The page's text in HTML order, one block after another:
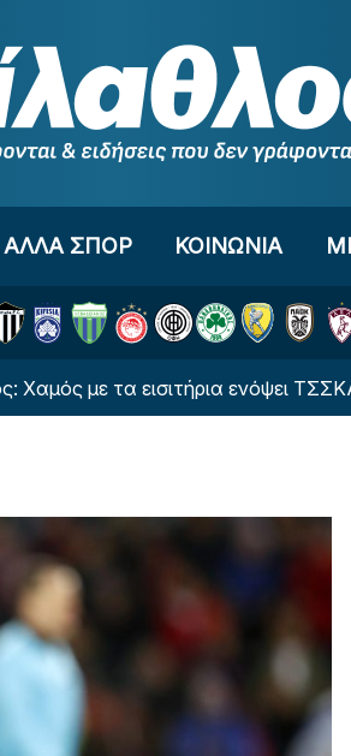
ΑΛΛΑ ΣΠΟΡ ΚΟΙΝΩΝΙΑ
τα εισιτήρια ενόψει ΤΣΣΚΑ 1948